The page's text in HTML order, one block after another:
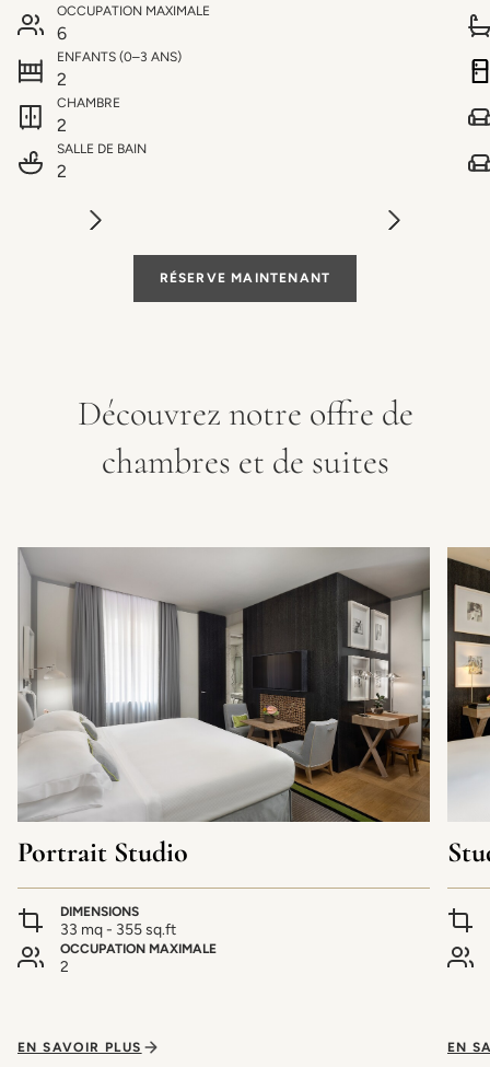
OCCUPATION MAXIMALE
6
ENFANTS (0–3 ANS)
2
CHAMBRE
2
SALLE DE BAIN
2
RÉSERVE MAINTENANT
Découvrez notre offre de
chambres et de suites
Portrait Studio
DIMENSIONS
33 mq - 355 sq.ft
OCCUPATION MAXIMALE
2
EN SAVOIR PLUS EN